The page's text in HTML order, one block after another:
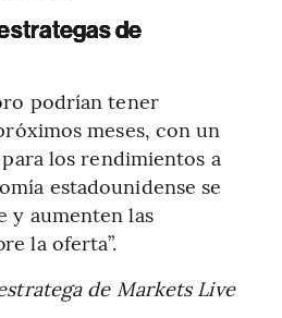
de
podrían tener
meses, con un
los rendimientos a
estadounidense se
y aumenten las
la oferta”.
de Markets Live